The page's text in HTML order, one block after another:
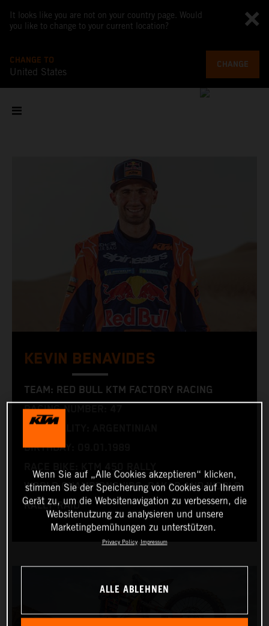
It looks like you are not on your country page. Would
you like to change to your current location?
CHANGE TO
United States
CHANGE
KEVIN BENAVIDES
TEAM: RED BULL KTM FACTORY RACING
RACING NUMBER: 47
NATIONALITY: ARGENTINIAN
BIRTHDAY: 09.01.1989
WORLD CHAMPIONSHIPS: DAKAR AND WORLD
RALLY-RAID
Wenn Sie auf „Alle Cookies akzeptieren“ klicken,
stimmen Sie der Speicherung von Cookies auf Ihrem
Gerät zu, um die Websitenavigation zu verbessern, die
Websitenutzung zu analysieren und unsere
Marketingbemühungen zu unterstützen.
Privacy Policy Impressum
ALLE ABLEHNEN